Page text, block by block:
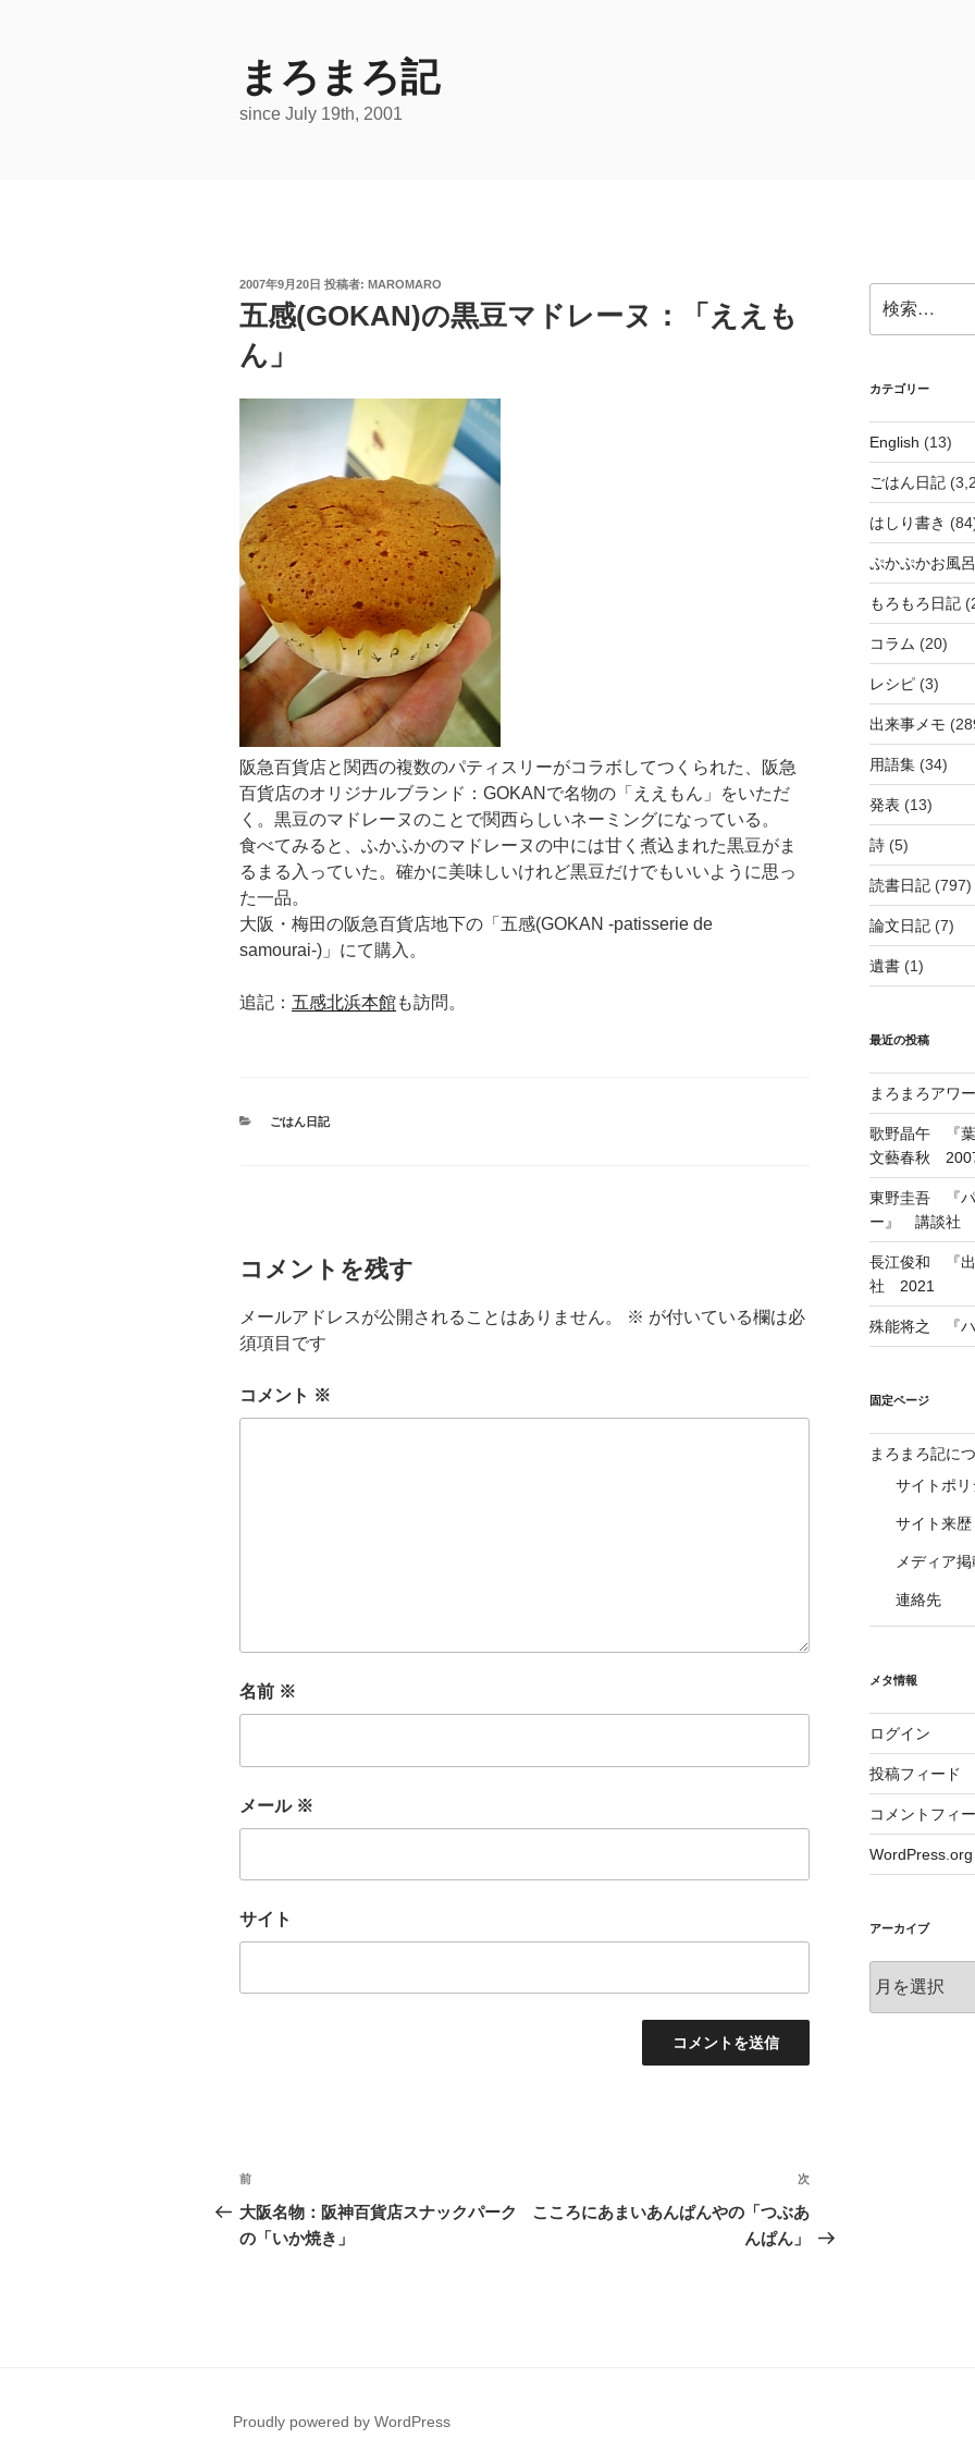
まろまろ記
since July 19th, 2001
投
稿
日:
2007年9月20日 投稿者: MAROMARO
五感(GOKAN)の黒豆マドレーヌ：「ええも
ん」
阪急百貨店と関西の複数のパティスリーがコラボしてつくられた、阪急
百貨店のオリジナルブランド：GOKANで名物の「ええもん」をいただ
く。黒豆のマドレーヌのことで関西らしいネーミングになっている。
食べてみると、ふかふかのマドレーヌの中には甘く煮込まれた黒豆がま
るまる入っていた。確かに美味しいけれど黒豆だけでもいいように思っ
た一品。
大阪・梅田の阪急百貨店地下の「五感(GOKAN -patisserie de
samourai-)」にて購入。
追記： 五感北浜本館も訪問。
カ
ごはん日記
コメントを残す
メールアドレスが公開されることはありません。 ※ が付いている欄は必
須項目です
コメント ※
名前 ※
メール ※
サイト
投
稿
ナ
前
の
投
前
大阪名物：阪神百貨店スナックパーク
の「いか焼き」
次
投
次
こころにあまいあんぱんやの「つぶあ
んぱん」
索:
カテゴリー
English (13)
ごはん日記
はしり書き
ぷかぷかお風
もろもろ日記
コラム (20)
レシピ(3)
出来事メモ
用語集(34)
発表 (13)
詩(5)
読書日記(797)
論文日記(7)
遺書(1)
最近の投稿
まろまろアワ
歌野晶午 『
文藝春秋
東野圭吾 『パ
ー』 講談社
長江俊和 『
社 2021
殊能将之 『
固定ページ
まろまろ記に
サイトポリ
サイト来歴
メディア
連絡先
メタ情報
ログイン
投稿フィード
コメントフィ
WordPress.org
アーカイブ
ー
Proudly powered by WordPress